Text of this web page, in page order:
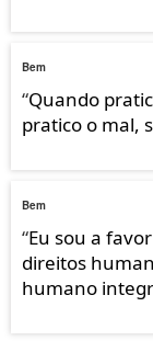
Bem
“Quando
pratico o mal,
Bem
“Eu sou a
direitos
humano